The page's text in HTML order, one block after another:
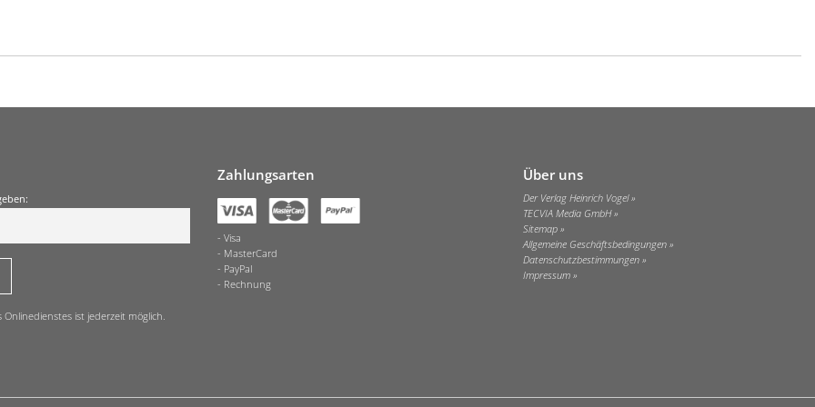
ist jederzeit möglich.
Zahlungsarten
Visa
MasterCard
PayPal
Rechnung
Über uns
Der Verlag Heinrich Vogel
TECVIA Media GmbH
Sitemap
Allgemeine Geschäftsbedingungen
Datenschutzbestimmungen
Impressum